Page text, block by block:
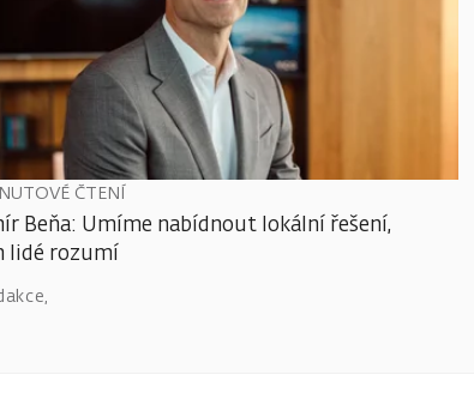
ČTENÍ
Beňa: Umíme nabídnout lokální řešení,
lidé rozumí
,